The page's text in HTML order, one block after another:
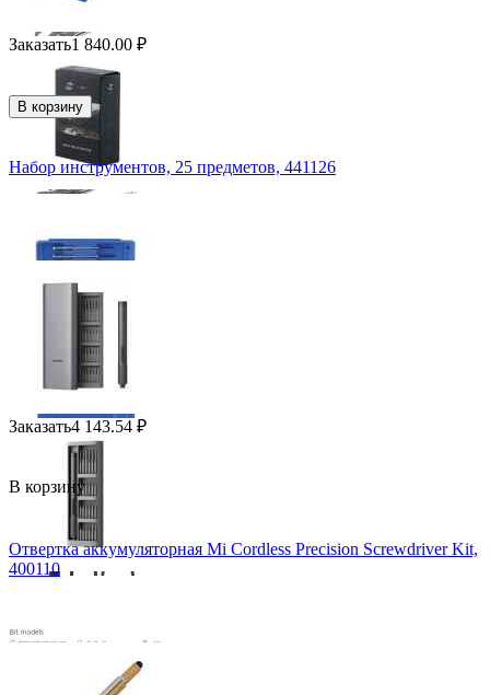
Заказать1 840.00 ₽
В корзину
Набор инструментов, 25 предметов, 441126
Заказать4 143.54 ₽
В корзину
Отвертка аккумуляторная Mi Cordless Precision Screwdriver Kit,
400110